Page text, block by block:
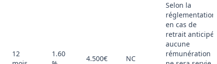
12
1.60
4.500€ NC
Selon la
en cas de
retrait anticipé,
aucune
rémunération